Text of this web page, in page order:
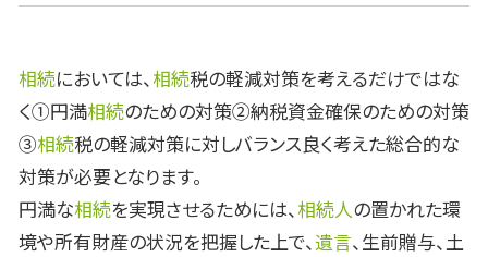
相続においては、相続税の軽減対策を考えるだけではな
く①円満相続のための対策②納税資金確保のための対策
③相続税の軽減対策に対しバランス良く考えた総合的な
対策が必要となります。
円満な相続を実現させるためには、相続人の置かれた環
境や所有財産の状況を把握した上で、遺言、生前贈与、土